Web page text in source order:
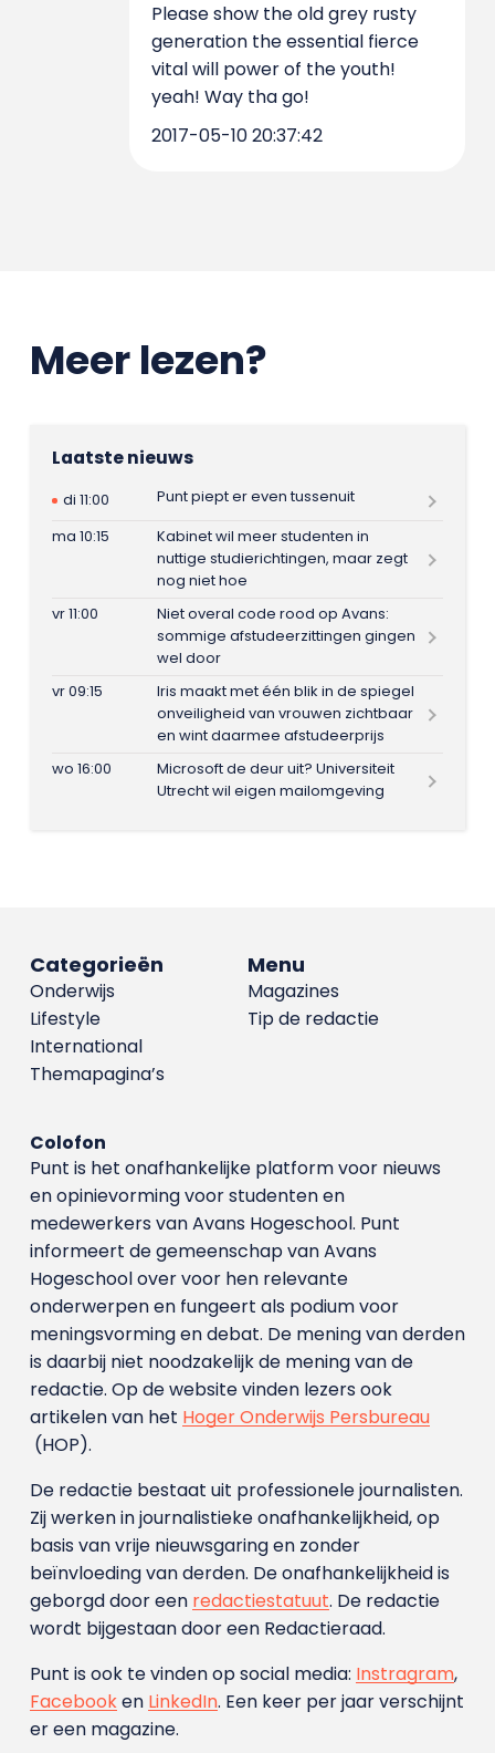
Please show the old grey rusty
generation the essential fierce
vital will power of the youth!
yeah! Way tha go!
2017-05-10 20:37:42
Meer lezen?
Laatste nieuws
di 11:00
Punt piept er even tussenuit
ma 10:15
Kabinet wil meer studenten in
nuttige studierichtingen, maar zegt
nog niet hoe
vr 11:00
Niet overal code rood op Avans:
sommige afstudeerzittingen gingen
wel door
vr 09:15
Iris maakt met één blik in de spiegel
onveiligheid van vrouwen zichtbaar
en wint daarmee afstudeerprijs
wo 16:00
Microsoft de deur uit? Universiteit
Utrecht wil eigen mailomgeving
Menu
Magazines
Tip de redactie
Categorieën
Onderwijs
Lifestyle
International
Themapagina’s
Colofon
Punt is het onafhankelijke platform voor nieuws
en opinievorming voor studenten en
medewerkers van Avans Hoge­school. Punt
informeert de gemeenschap van Avans
Hogeschool over voor hen relevante
onderwerpen en fungeert als podium voor
meningsvorming en debat. De mening van derden
is daarbij niet noodzakelijk de mening van de
redactie. Op de website vinden lezers ook
artikelen van het Hoger Onderwijs Persbureau
(HOP).
De redactie bestaat uit professionele journalisten.
Zij werken in journalistieke onafhankelijkheid, op
basis van vrije nieuwsgaring en zonder
beïnvloeding van derden. De onafhankelijkheid is
geborgd door een redactiestatuut. De redactie
wordt bijgestaan door een Redactieraad.
Punt is ook te vinden op social media: Instragram,
Facebooken LinkedIn. Een keer per jaar verschijnt
er een magazine.